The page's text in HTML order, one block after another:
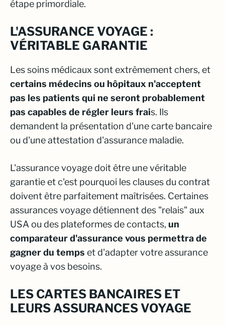
étape primordiale.
L'ASSURANCE VOYAGE :
VÉRITABLE GARANTIE
Les soins médicaux sont extrêmement chers, et
certains médecins ou hôpitaux n'acceptent
pas les patients qui ne seront probablement
pas capables de régler leurs frais. Ils
demandent la présentation d'une carte bancaire
ou d'une attestation d'assurance maladie.
L'assurance voyage doit être une véritable
garantie et c'est pourquoi les clauses du contrat
doivent être parfaitement maîtrisées. Certaines
assurances voyage détiennent des "relais" aux
USA ou des plateformes de contacts, un
comparateur d'assurance vous permettra de
gagner du temps et d'adapter votre assurance
voyage à vos besoins.
LES CARTES BANCAIRES ET
LEURS ASSURANCES VOYAGE